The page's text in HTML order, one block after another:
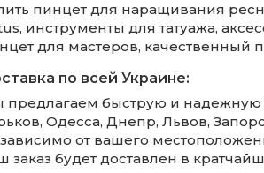
пинцет для наращивания
инструменты для татуажа,
для мастеров, качественный
по всей Украине:
быструю и надежную
Одесса, Днепр, Львов,
от вашего
заказ будет доставлен в